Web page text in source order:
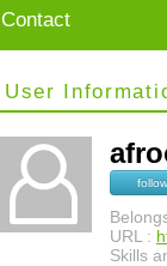
Contact
User
follow
URL :
Skills